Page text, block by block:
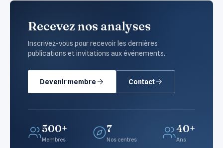
Recevez nos analyses
Inscrivez-vous pour recevoir les dernières
publications et invitations aux événements.
Devenir membre Contact
500+
Membres
7
Nos centres
40+
Ans